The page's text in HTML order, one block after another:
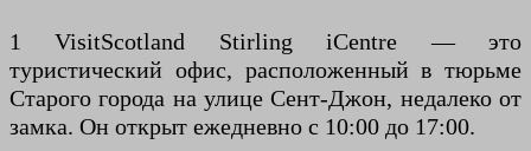
1 VisitScotland Stirling iCentre — это
туристический офис, расположенный в тюрьме
Старого города на улице Сент-Джон, недалеко от
замка. Он открыт ежедневно с 10:00 до 17:00.